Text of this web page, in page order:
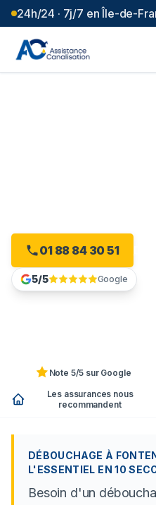
24h/24 · 7j/7 en Île-de-
01 88 84 30 51
5/5 Google
Note 5/5 sur Google
Les assurances nous
recommandent
DÉBOUCHAGE À
L'ESSENTIEL EN 10
Besoin d'un